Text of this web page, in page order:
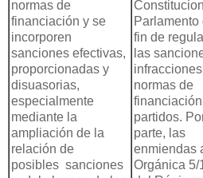
normas de
financiación y se
incorporen
sanciones efectivas,
proporcionadas y
disuasorias,
especialmente
mediante la
ampliación de la
relación de
posibles sanciones
Parlamento
fin de
las
normas de
partidos.
parte, las
enmiendas
Orgánica 5/